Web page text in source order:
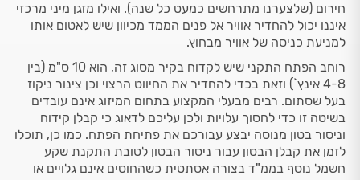
חירום (שלצערנו מתרחשים כמעט כל שנה). ואילו מזגן מיני מרכזי
איננו יכול להחדיר אוויר אל פנים הממד מכיוון שיש לאטום אותו
למניעת כניסה של אוויר מבחוץ.
רוחב הפתח התקני שיש לקדוח בקיר מסוג זה, הוא 10 ס"מ (בין
4-8 אינץ`) וזאת בכדי להחדיר את החיווט הרצוי וכן צינור ניקוז
בעל שסתום. רבים מבעלי המקצוע בתחום המיזוג אינם עובדים
בשיטה זו כדי לחסוך עלויות ולכן עליכם לדאוג כי קבלן קידוח
וניסור בטון מנוסה יבצע עבורכם את פתיחת הפתח. כמו כן, תוכלו
לזמן את קבלן הבטון עבור ניסור הבטון לטובת התקנת שקע
חשמל נוסף בממ"ד בצורה אסתטית כשהחוטים אינם גלויים או